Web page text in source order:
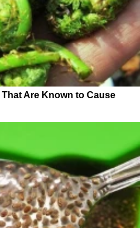
Are Known to Cause